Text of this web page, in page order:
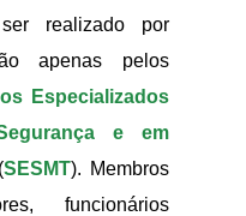
realizado por
apenas pelos
Especializados
e em
SESMT). Membros
funcionários